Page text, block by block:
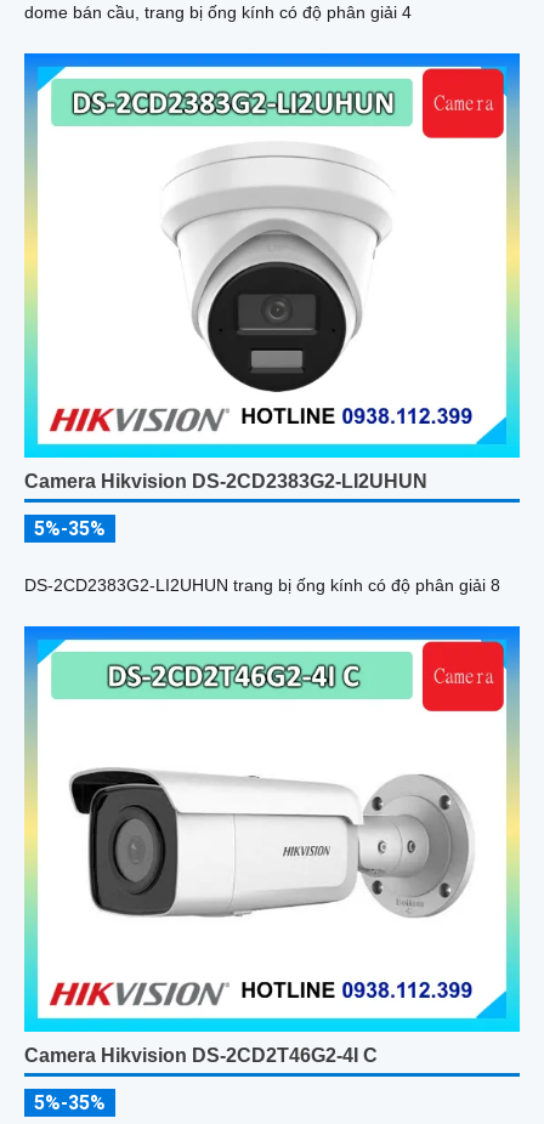
dome bán cầu, trang bị ống kính có độ phân giải 4
Camera Hikvision DS-2CD2383G2-LI2UHUN
5%-35%
DS-2CD2383G2-LI2UHUN trang bị ống kính có độ phân giải 8
Camera Hikvision DS-2CD2T46G2-4I C
5%-35%